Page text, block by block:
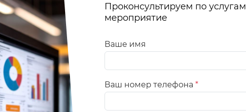
Проконсультируем по
мероприятие
Ваше имя
Ваш номер телефона *